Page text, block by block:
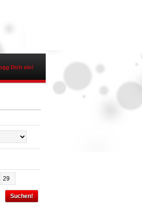
Dich ein!
Suchen!